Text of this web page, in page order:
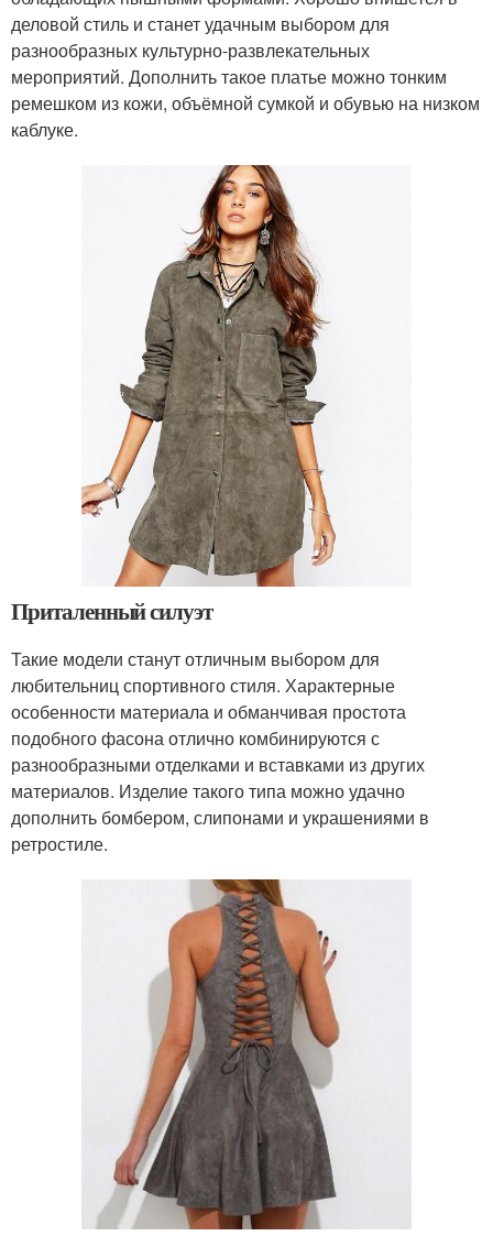
деловой стиль и станет удачным выбором для
разнообразных культурно-развлекательных
мероприятий. Дополнить такое платье можно тонким
ремешком из кожи, объёмной сумкой и обувью на низком
каблуке.
Приталенный силуэт
Такие модели станут отличным выбором для
любительниц спортивного стиля. Характерные
особенности материала и обманчивая простота
подобного фасона отлично комбинируются с
разнообразными отделками и вставками из других
материалов. Изделие такого типа можно удачно
дополнить бомбером, слипонами и украшениями в
ретростиле.